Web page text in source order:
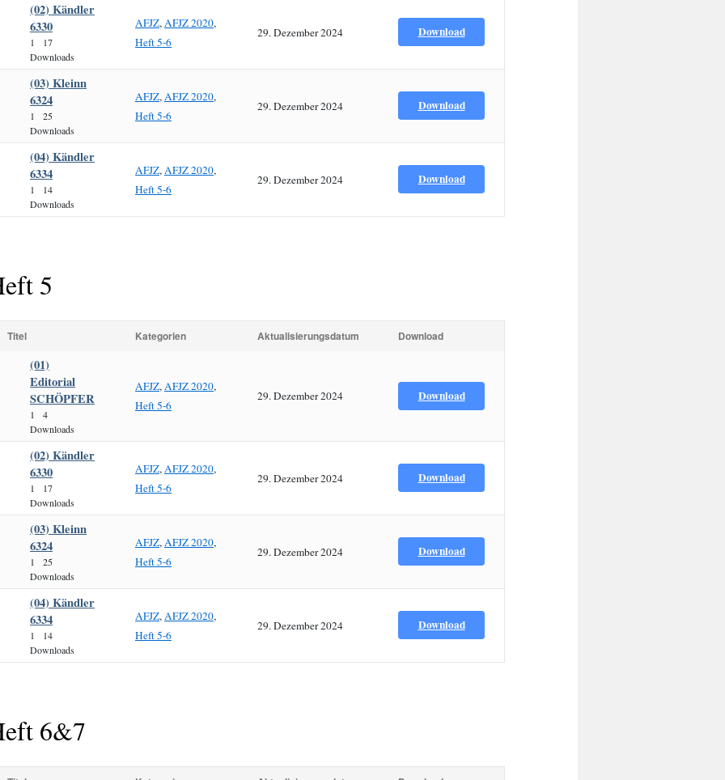
(02) Kändler
6330
1
17
Downloads
AFJZ,AFJZ 2020,
Heft 5-6
29. Dezember 2024 Download
(03) Kleinn
6324
1
25
Downloads
AFJZ,AFJZ 2020,
Heft 5-6
29. Dezember 2024 Download
(04) Kändler
6334
1
14
Downloads
AFJZ,AFJZ 2020,
Heft 5-6
29. Dezember 2024 Download
5
Titel Kategorien Aktualisierungsdatum Download
(01)
Editorial
SCHÖPFER
1
4
Downloads
AFJZ,AFJZ 2020,
Heft 5-6
29. Dezember 2024 Download
(02) Kändler
6330
1
17
Downloads
AFJZ,AFJZ 2020,
Heft 5-6
29. Dezember 2024 Download
(03) Kleinn
6324
1
25
Downloads
AFJZ,AFJZ 2020,
Heft 5-6
29. Dezember 2024 Download
(04) Kändler
6334
1
14
Downloads
AFJZ,AFJZ 2020,
Heft 5-6
29. Dezember 2024 Download
6&7